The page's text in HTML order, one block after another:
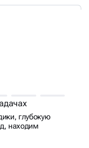
КЛЮЧОМ К
глубокую
находим